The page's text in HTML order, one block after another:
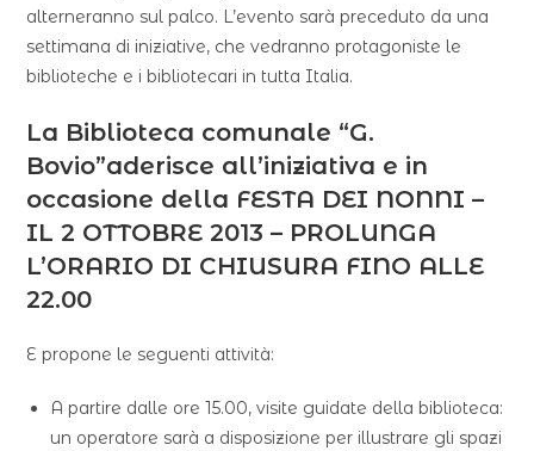
alterneranno sul palco. L’evento sarà preceduto da una
settimana di iniziative, che vedranno protagoniste le
biblioteche e i bibliotecari in tutta Italia.
La Biblioteca comunale “G.
Bovio”aderisce all’iniziativa e in
occasione della FESTA DEI NONNI –
IL 2 OTTOBRE 2013 – PROLUNGA
L’ORARIO DI CHIUSURA FINO ALLE
22.00
E propone le seguenti attività:
A partire dalle ore 15.00, visite guidate della biblioteca:
un operatore sarà a disposizione per illustrare gli spazi